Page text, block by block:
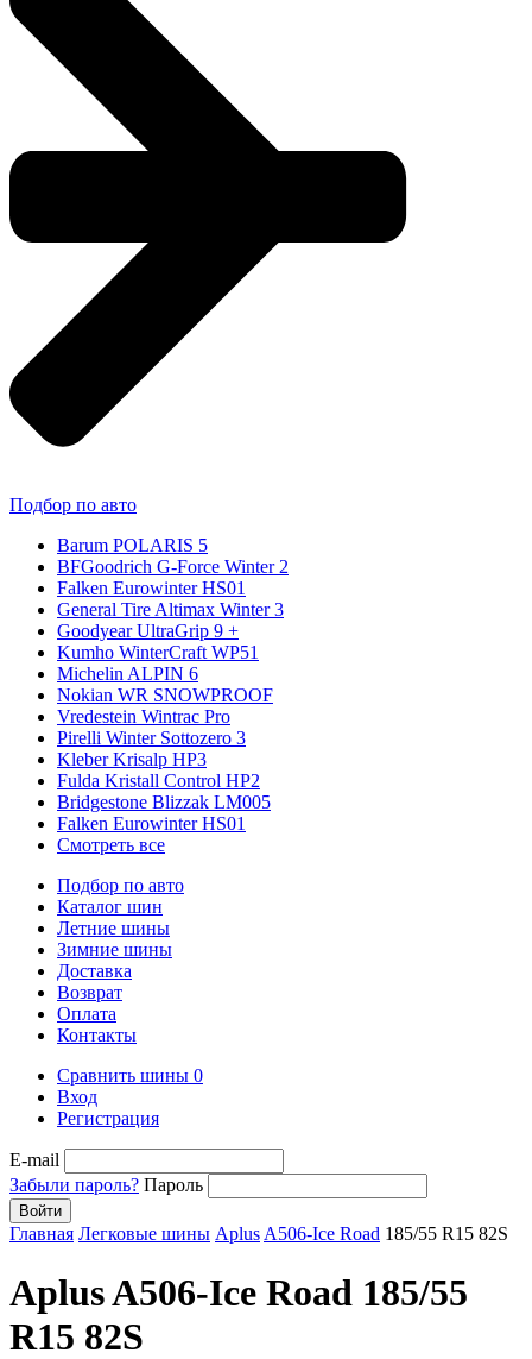
Подбор по авто
Barum POLARIS 5
BFGoodrich G-Force Winter 2
Falken Eurowinter HS01
General Tire Altimax Winter 3
Goodyear UltraGrip 9 +
Kumho WinterCraft WP51
Michelin ALPIN 6
Nokian WR SNOWPROOF
Vredestein Wintrac Pro
Pirelli Winter Sottozero 3
Kleber Krisalp HP3
Fulda Kristall Control HP2
Bridgestone Blizzak LM005
Falken Eurowinter HS01
Смотреть все
Подбор по авто
Каталог шин
Летние шины
Зимние шины
Доставка
Возврат
Оплата
Контакты
Сравнить шины 0
Вход
Регистрация
E-mail
Забыли пароль? Пароль
Войти
Главная Легковые шины AplusA506-Ice Road 185/55 R15 82S
Aplus A506-Ice Road 185/55
R15 82S